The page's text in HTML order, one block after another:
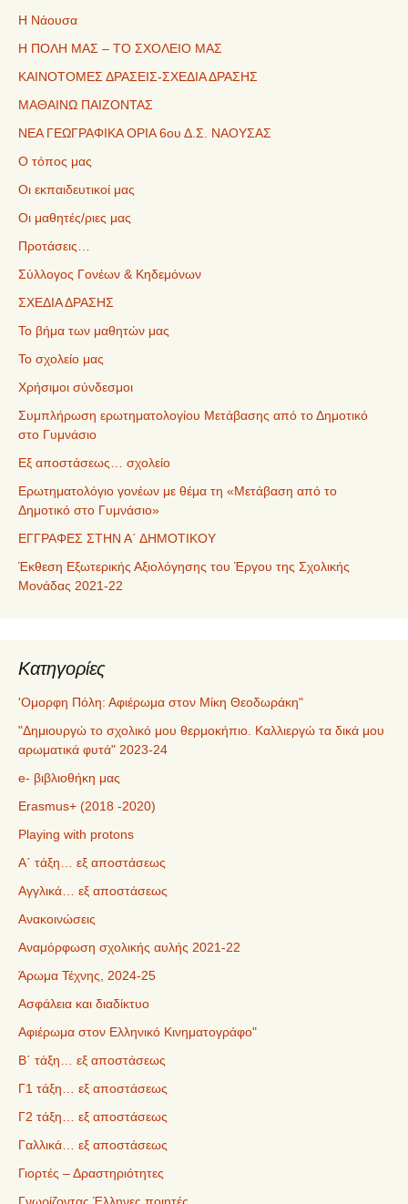
Η Νάουσα
Η ΠΟΛΗ ΜΑΣ – ΤΟ ΣΧΟΛΕΙΟ ΜΑΣ
ΚΑΙΝΟΤΟΜΕΣ ΔΡΑΣΕΙΣ-ΣΧΕΔΙΑ ΔΡΑΣΗΣ
ΜΑΘΑΙΝΩ ΠΑΙΖΟΝΤΑΣ
ΝΕΑ ΓΕΩΓΡΑΦΙΚΑ ΟΡΙΑ 6ου Δ.Σ. ΝΑΟΥΣΑΣ
Ο τόπος μας
Οι εκπαιδευτικοί μας
Οι μαθητές/ριες μας
Προτάσεις…
Σύλλογος Γονέων & Κηδεμόνων
ΣΧΕΔΙΑ ΔΡΑΣΗΣ
Το βήμα των μαθητών μας
Το σχολείο μας
Χρήσιμοι σύνδεσμοι
Συμπλήρωση ερωτηματολογίου Μετάβασης από το Δημοτικό
στο Γυμνάσιο
Εξ αποστάσεως… σχολείο
Ερωτηματολόγιο γονέων με θέμα τη «Μετάβαση από το
Δημοτικό στο Γυμνάσιο»
ΕΓΓΡΑΦΕΣ ΣΤΗΝ Α΄ ΔΗΜΟΤΙΚΟΥ
Έκθεση Εξωτερικής Αξιολόγησης του Έργου της Σχολικής
Μονάδας 2021-22
Kατηγορίες
'Ομορφη Πόλη: Αφιέρωμα στον Μίκη Θεοδωράκη"
"Δημιουργώ το σχολικό μου θερμοκήπιο. Καλλιεργώ τα δικά μου
αρωματικά φυτά" 2023-24
e- βιβλιοθήκη μας
Erasmus+ (2018 -2020)
Playing with protons
Α΄ τάξη… εξ αποστάσεως
Αγγλικά… εξ αποστάσεως
Ανακοινώσεις
Αναμόρφωση σχολικής αυλής 2021-22
Άρωμα Τέχνης, 2024-25
Ασφάλεια και διαδίκτυο
Αφιέρωμα στον Ελληνικό Κινηματογράφο"
Β΄ τάξη… εξ αποστάσεως
Γ1 τάξη… εξ αποστάσεως
Γ2 τάξη… εξ αποστάσεως
Γαλλικά… εξ αποστάσεως
Γιορτές – Δραστηριότητες